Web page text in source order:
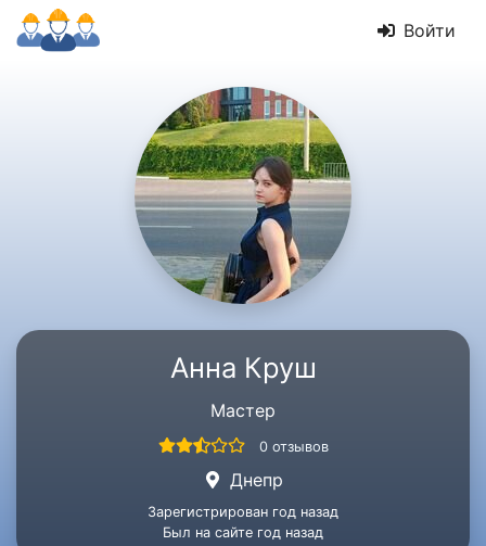
Войти
Анна Круш
Мастер
0 отзывов
Днепр
Зарегистрирован год назад
Был на сайте год назад